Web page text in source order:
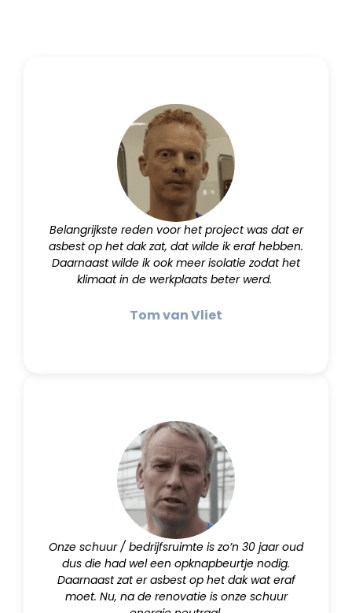
Belangrijkste reden voor het project was dat er
asbest op het dak zat, dat wilde ik eraf hebben.
Daarnaast wilde ik ook meer isolatie zodat het
klimaat in de werkplaats beter werd.
Tom van Vliet
Onze schuur / bedrijfsruimte is zo’n 30 jaar oud
dus die had wel een opknapbeurtje nodig.
Daarnaast zat er asbest op het dak wat eraf
moet. Nu, na de renovatie is onze schuur